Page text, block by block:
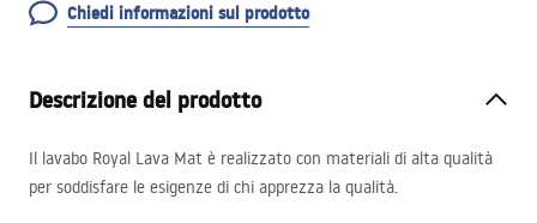
Chiedi informazioni sul prodotto
Descrizione del prodotto
Il lavabo Royal Lava Mat è realizzato con materiali di alta qualità
per soddisfare le esigenze di chi apprezza la qualità.